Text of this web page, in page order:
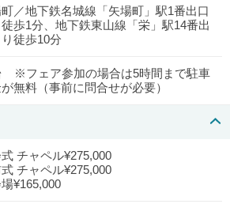
／地下鉄名城線「矢場町」駅1番出口
徒歩1分、地下鉄東山線「栄」駅14番出
徒歩10分
※フェア参加の場合は5時間まで駐車
無料（事前に問合せが必要）
チャペル¥275,000
式 チャペル¥275,000
¥165,000